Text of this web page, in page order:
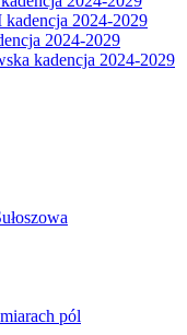
kadencja 2024-2029
2024-2029
kadencja 2024-2029
pól